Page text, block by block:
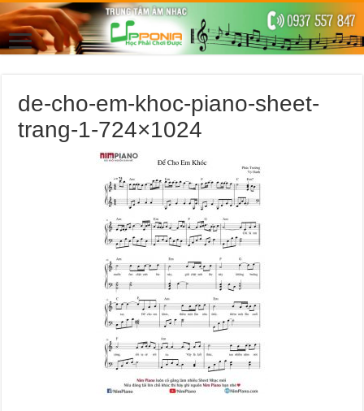
de-cho-em-khoc-piano-sheet-
trang-1-724×1024